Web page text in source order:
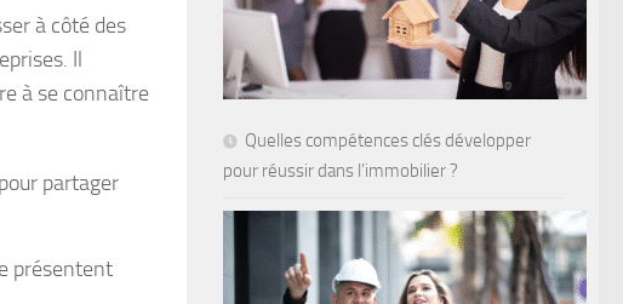
à côté des
Il
à se connaître
partager
présentent
Quelles compétences clés développer
pour réussir dans l’immobilier ?